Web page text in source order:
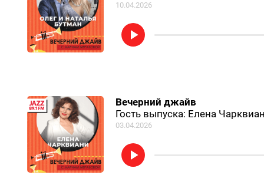
10.04.2026
Вечерний джайв
Гость выпуска: Елена
03.04.2026